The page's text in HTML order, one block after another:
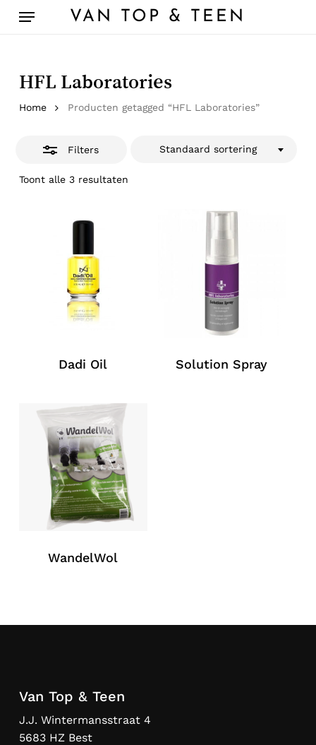
VAN TOP & TEEN
Menu
HFL Laboratories
Home Producten getagged “HFL Laboratories”
Filters
Toont alle 3 resultaten
Standaard sortering
Dadi Oil Solution Spray
WandelWol
Van Top & Teen
J.J. Wintermansstraat 4
5683 HZ Best